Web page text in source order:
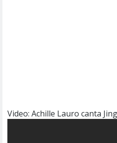
Video: Achille Lauro canta